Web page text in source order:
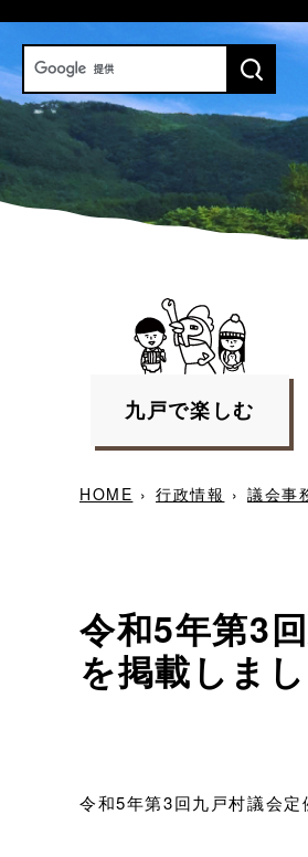
九戸で楽しむ
HOME › 行政情報 › 議会事
令和5年第3
を掲載しま
令和5年第3回九戸村議会定